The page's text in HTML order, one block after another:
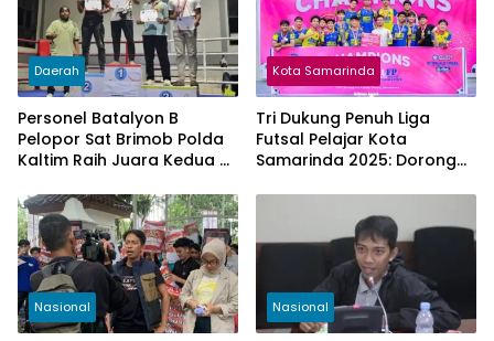
Daerah
Personel Batalyon B
Pelopor Sat Brimob Polda
Kaltim Raih Juara Kedua di
Kickboxing
Kota Samarinda
Tri Dukung Penuh Liga
Futsal Pelajar Kota
Samarinda 2025: Dorong
Bakat Generasi Muda
Nasional Nasional